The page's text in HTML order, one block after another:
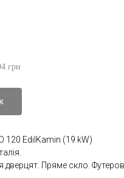
грн
120 EdilKamin (19 kW)
дверцят. Пряме скло.